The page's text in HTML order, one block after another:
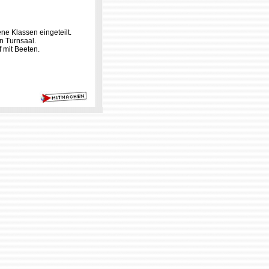
Klassen eingeteilt.
Turnsaal.
mit Beeten.